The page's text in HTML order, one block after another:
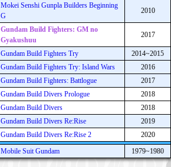
Mokei Senshi Gunpla Builders Beginning
G
2010
Gundam Build Fighters: GM no
Gyakushuu
2017
Gundam Build Fighters Try
2014~2015
Gundam Build Fighters Try: Island Wars
2016
Gundam Build Fighters: Battlogue 2017
Gundam Build Divers Prologue
2018
Gundam Build Divers
2018
Gundam Build Divers Re:Rise
2019
Gundam Build Divers Re:Rise 2
2020
Mobile Suit Gundam 1979~1980